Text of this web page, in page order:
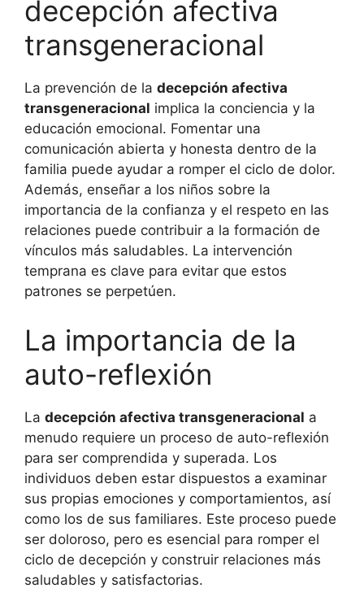
decepción afectiva
transgeneracional
La prevención de la decepción afectiva
transgeneracional implica la conciencia y la
educación emocional. Fomentar una
comunicación abierta y honesta dentro de la
familia puede ayudar a romper el ciclo de dolor.
Además, enseñar a los niños sobre la
importancia de la confianza y el respeto en las
relaciones puede contribuir a la formación de
vínculos más saludables. La intervención
temprana es clave para evitar que estos
patrones se perpetúen.
La importancia de la
auto-reflexión
La decepción afectiva transgeneracional a
menudo requiere un proceso de auto-reflexión
para ser comprendida y superada. Los
individuos deben estar dispuestos a examinar
sus propias emociones y comportamientos, así
como los de sus familiares. Este proceso puede
ser doloroso, pero es esencial para romper el
ciclo de decepción y construir relaciones más
saludables y satisfactorias.